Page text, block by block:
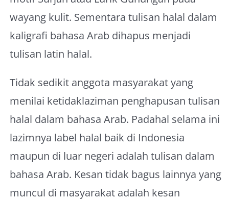
wayang kulit. Sementara tulisan halal dalam
kaligrafi bahasa Arab dihapus menjadi
tulisan latin halal.
Tidak sedikit anggota masyarakat yang
menilai ketidaklaziman penghapusan tulisan
halal dalam bahasa Arab. Padahal selama ini
lazimnya label halal baik di Indonesia
maupun di luar negeri adalah tulisan dalam
bahasa Arab. Kesan tidak bagus lainnya yang
muncul di masyarakat adalah kesan